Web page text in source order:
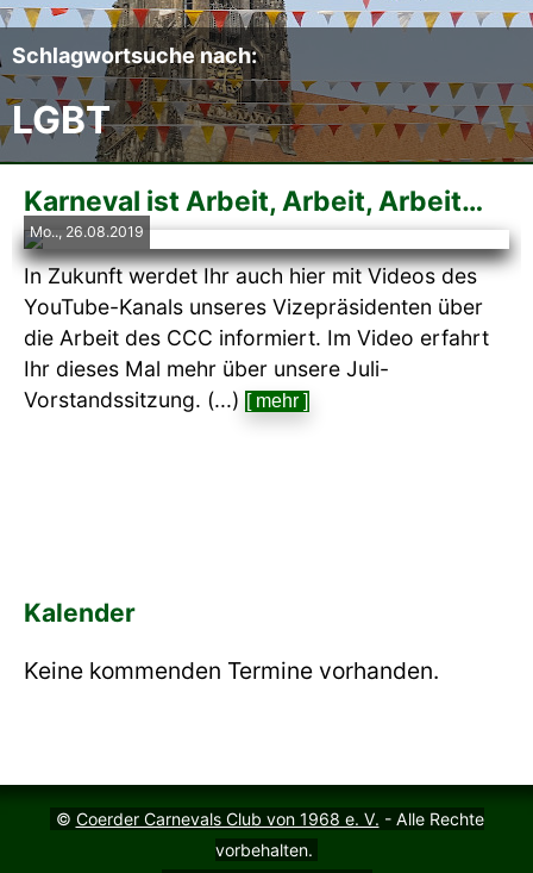
Videos
Mitmachen
Sponsoren
Pressearchiv
Impressum
Schlagwortsuche nach:
LGBT
Karneval ist Arbeit, Arbeit, Arbeit…
Mo.., 26.08.2019
In Zukunft werdet Ihr auch hier mit Videos des
YouTube-Kanals unseres Vizepräsidenten über
die Arbeit des CCC informiert. Im Video erfahrt
Ihr dieses Mal mehr über unsere Juli-
Vorstandssitzung. (...) [ mehr ]
Kalender
Keine kommenden Termine vorhanden.
© Coerder Carnevals Club von 1968 e. V. - Alle Rechte
vorbehalten.